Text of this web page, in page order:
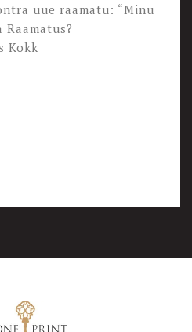
uue raamatu: “Minu
Kokk